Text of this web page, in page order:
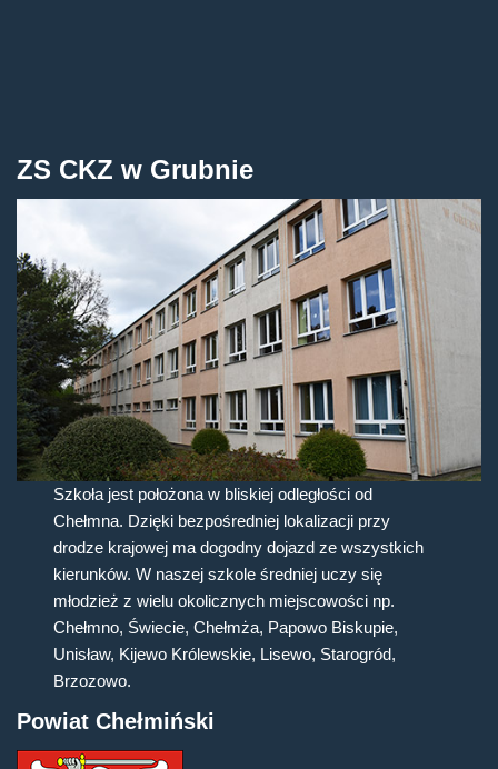
ZS CKZ w Grubnie
Szkoła jest położona w bliskiej odległości od
Chełmna. Dzięki bezpośredniej lokalizacji przy
drodze krajowej ma dogodny dojazd ze wszystkich
kierunków. W naszej szkole średniej uczy się
młodzież z wielu okolicznych miejscowości np.
Chełmno, Świecie, Chełmża, Papowo Biskupie,
Unisław, Kijewo Królewskie, Lisewo, Starogród,
Brzozowo.
Powiat Chełmiński